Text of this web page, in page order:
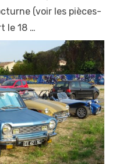
(voir les pièces-
le 18 …